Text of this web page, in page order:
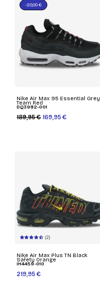
Nike Air Max 95 Essential Grey
Team Red
DQ3982-001
189,95 € 169,95 €
-20,00 €
(2)
Nike Air Max Plus TN Black
Safety Orange
IH4459-010
219,95 €